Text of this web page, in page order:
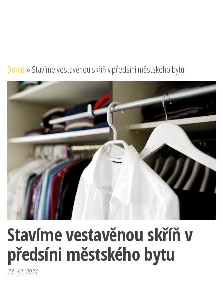
Domů » Stavíme vestavěnou skříň v předsíni městského bytu
Stavíme vestavěnou skříň v
předsíni městského bytu
23. 12. 2024